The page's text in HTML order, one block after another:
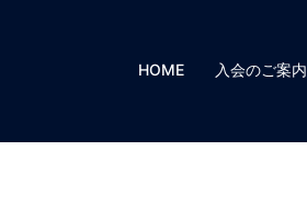
HOME 入会のご案内